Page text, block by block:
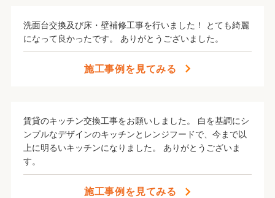
洗面台交換及び床・壁補修工事を行いました！ とても綺麗
になって良かったです。 ありがとうございました。
施工事例を見てみる
賃貸のキッチン交換工事をお願いしました。 白を基調にシ
ンプルなデザインのキッチンとレンジフードで、今まで以
上に明るいキッチンになりました。 ありがとうございま
す。
施工事例を見てみる